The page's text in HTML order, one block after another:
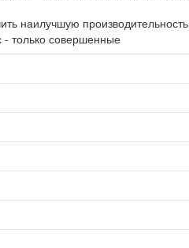
наилучшую
- только совершенные